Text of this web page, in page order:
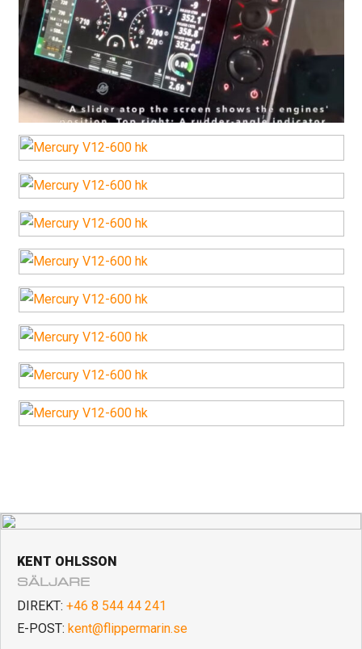
KENT OHLSSON
SÄLJARE
DIREKT: +46 8 544 44 241
E-POST: kent@flippermarin.se